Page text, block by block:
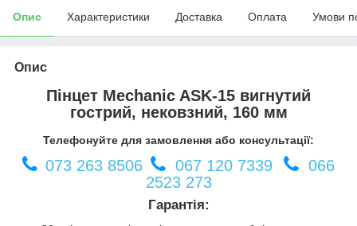
Опис Характеристики Доставка Оплата Умови
Опис
Пінцет Mechanic ASK-15 вигнутий
гострий, нековзний, 160 мм
Телефонуйте для замовлення або консультації:
073 263 8506 067 120 7339
066
2523 273
Гарантія: